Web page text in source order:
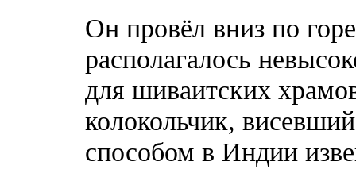
Он провёл вниз по
располагалось
для шиваитских
колокольчик,
способом в Индии